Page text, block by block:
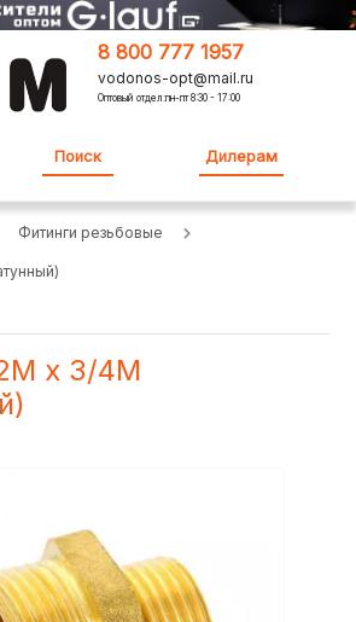
8 800 777 1957
vodonos-opt@mail.ru
Оптовый отдел:пн-пт 8:30 - 17:00
Поиск Дилерам
Фитинги резьбовые
х 3/4M